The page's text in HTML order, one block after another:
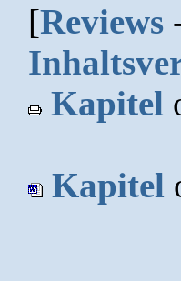
[Reviews
Kapitel
Kapitel